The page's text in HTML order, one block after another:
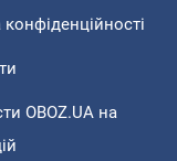
OBOZ.UA на